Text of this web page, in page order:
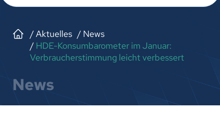
Aktuelles
News
HDE-Konsumbarometer im Januar:
Verbraucherstimmung leicht verbessert
News